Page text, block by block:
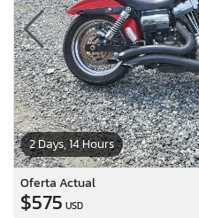
2 Days, 14 Hours
Oferta Actual
$575 USD